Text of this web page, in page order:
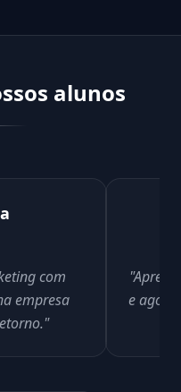
alunos
com
empresa
e agora